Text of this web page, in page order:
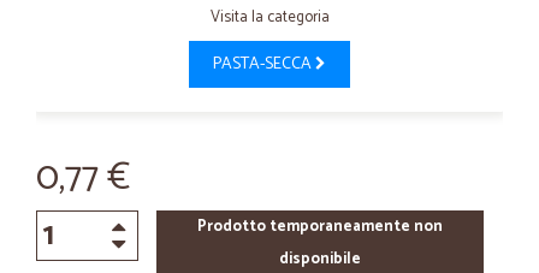
Visita la categoria
PASTA-SECCA
0,77 €
Prodotto temporaneamente non
disponibile